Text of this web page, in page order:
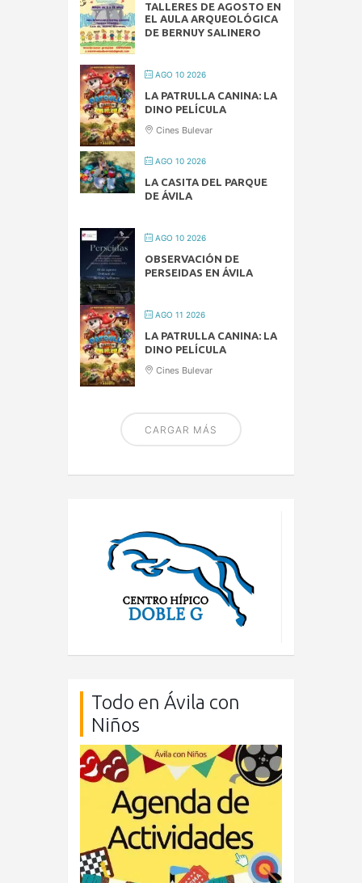
TALLERES DE AGOSTO EN
EL AULA ARQUEOLÓGICA
DE BERNUY SALINERO
AGO 10 2026
LA PATRULLA CANINA: LA
DINO PELÍCULA
Cines Bulevar
AGO 10 2026
LA CASITA DEL PARQUE
DE ÁVILA
AGO 10 2026
OBSERVACIÓN DE
PERSEIDAS EN ÁVILA
AGO 11 2026
LA PATRULLA CANINA: LA
DINO PELÍCULA
Cines Bulevar
CARGAR MÁS
Todo en Ávila con
Niños